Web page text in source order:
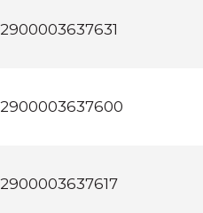
2900003637631
2900003637600
2900003637617